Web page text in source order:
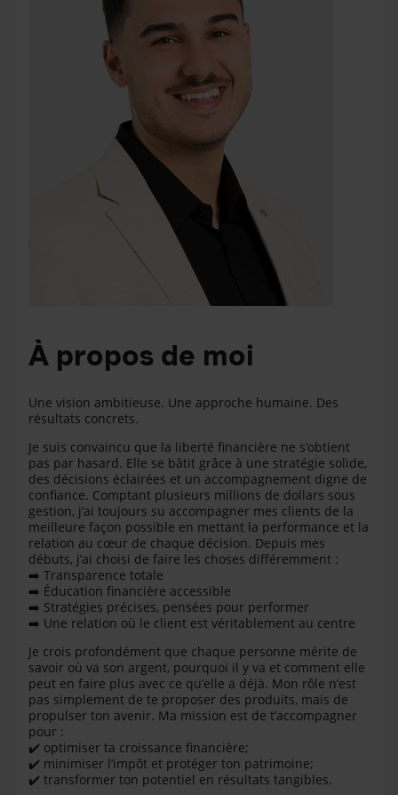
À propos de moi
Une vision ambitieuse. Une approche humaine. Des
résultats concrets.
Je suis convaincu que la liberté financière ne s’obtient
pas par hasard. Elle se bâtit grâce à une stratégie solide,
des décisions éclairées et un accompagnement digne de
confiance. Comptant plusieurs millions de dollars sous
gestion, j’ai toujours su accompagner mes clients de la
meilleure façon possible en mettant la performance et la
relation au cœur de chaque décision. Depuis mes
débuts, j’ai choisi de faire les choses différemment :
➡ ️ Transparence totale
➡ ️ Éducation financière accessible
➡ ️ Stratégies précises, pensées pour performer
➡ ️ Une relation où le client est véritablement au centre
Je crois profondément que chaque personne mérite de
savoir où va son argent, pourquoi il y va et comment elle
peut en faire plus avec ce qu’elle a déjà. Mon rôle n’est
pas simplement de te proposer des produits, mais de
propulser ton avenir. Ma mission est de t’accompagner
pour :
✔ ️ optimiser ta croissance financière;
✔ ️ minimiser l’impôt et protéger ton patrimoine;
✔ ️ transformer ton potentiel en résultats tangibles.